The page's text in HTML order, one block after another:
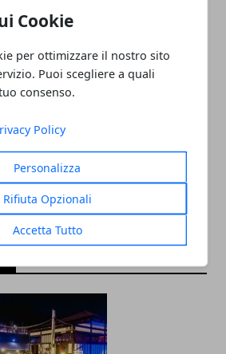
Cookie
per ottimizzare il nostro sito
Puoi scegliere a quali
consenso.
Policy
Personalizza
Rifiuta Opzionali
Accetta Tutto